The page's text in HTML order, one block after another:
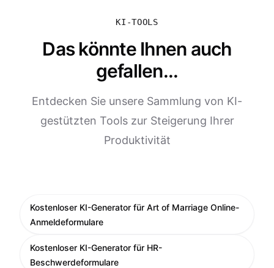
KI-TOOLS
Das könnte Ihnen auch
gefallen...
Entdecken Sie unsere Sammlung von KI-
gestützten Tools zur Steigerung Ihrer
Produktivität
Kostenloser KI-Generator für Art of Marriage Online-
Anmeldeformulare
Kostenloser KI-Generator für HR-
Beschwerdeformulare